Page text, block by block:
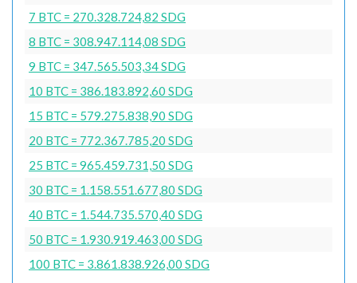
7 BTC = 270.328.724,82 SDG
8 BTC = 308.947.114,08 SDG
9 BTC = 347.565.503,34 SDG
10 BTC = 386.183.892,60 SDG
15 BTC = 579.275.838,90 SDG
20 BTC = 772.367.785,20 SDG
25 BTC = 965.459.731,50 SDG
30 BTC = 1.158.551.677,80 SDG
40 BTC = 1.544.735.570,40 SDG
50 BTC = 1.930.919.463,00 SDG
100 BTC = 3.861.838.926,00 SDG